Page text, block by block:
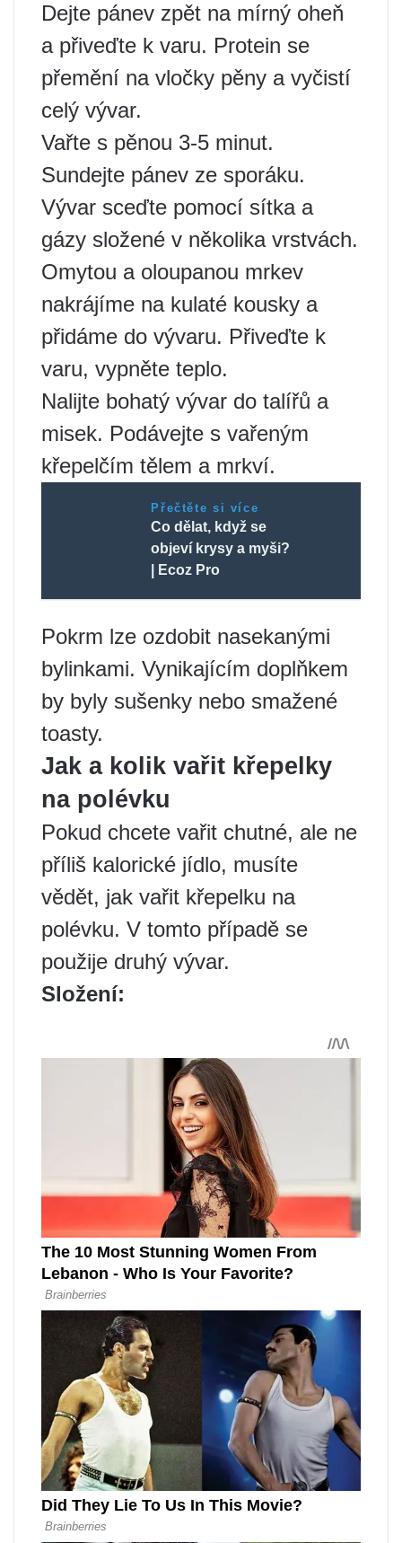
Dejte pánev zpět na mírný oheň
a přiveďte k varu. Protein se
přemění na vločky pěny a vyčistí
celý vývar.
Vařte s pěnou 3-5 minut.
Sundejte pánev ze sporáku.
Vývar sceďte pomocí sítka a
gázy složené v několika vrstvách.
Omytou a oloupanou mrkev
nakrájíme na kulaté kousky a
přidáme do vývaru. Přiveďte k
varu, vypněte teplo.
Nalijte bohatý vývar do talířů a
misek. Podávejte s vařeným
křepelčím tělem a mrkví.
Přečtěte si více
Co dělat, když se
objeví krysy a myši?
| Ecoz Pro
Pokrm lze ozdobit nasekanými
bylinkami. Vynikajícím doplňkem
by byly sušenky nebo smažené
toasty.
Jak a kolik vařit křepelky
na polévku
Pokud chcete vařit chutné, ale ne
příliš kalorické jídlo, musíte
vědět, jak vařit křepelku na
polévku. V tomto případě se
použije druhý vývar.
Složení: